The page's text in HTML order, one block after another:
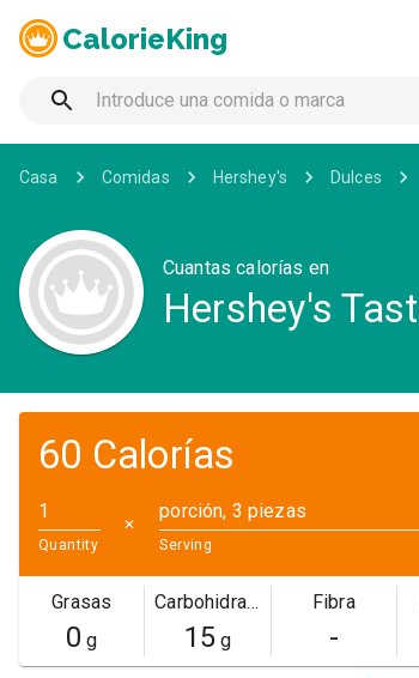
CalorieKing
Casa Comidas Hershey's Dulces
Cuantas calorías en
Hershey's
60 Calorías
Quantity
✕
porción, 3 piezas
Serving
Grasas
0 g
Carbohidratos
15g
Fibra
-